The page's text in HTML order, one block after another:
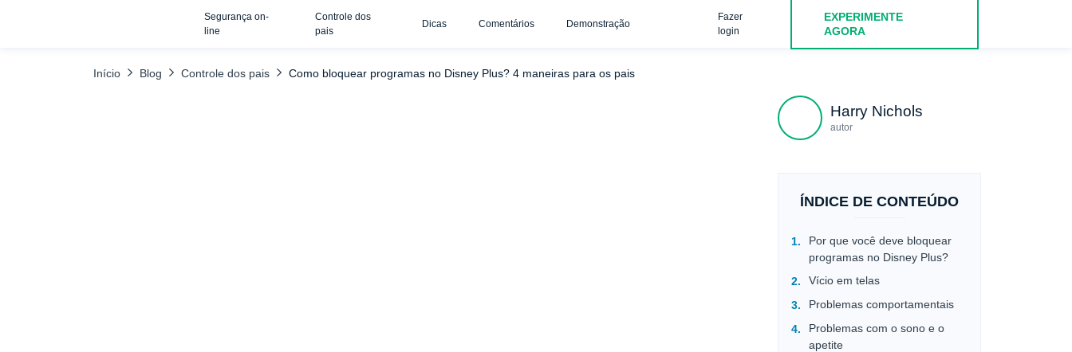
Segurança on-
line
Controle dos
pais
Dicas Comentários Demonstração
Fazer
login
EXPERIMENTE
AGORA
Início Blog Controle dos pais Como bloquear programas no Disney Plus? 4 maneiras para os pais
Harry Nichols
autor
ÍNDICE DE CONTEÚDO
Por que você deve bloquear
programas no Disney Plus?
Vício em telas
Problemas comportamentais
Problemas com o sono e o
apetite
TABELA DE CONTEÚDO
Bloquear programas no Disney Plus usando o uMobix Criar um perfil do Disney Plus Kids Definir as classificações para o conteúdo